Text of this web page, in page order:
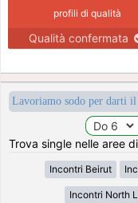
profili di qualità
Qualità confermata
Lavoriamo sodo per darti
Trova single nelle aree
Incontri Beirut
Incontri North